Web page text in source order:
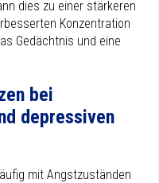
dies zu einer stärkeren
Konzentration
Gedächtnis und eine
bei
depressiven
mit Angstzuständen